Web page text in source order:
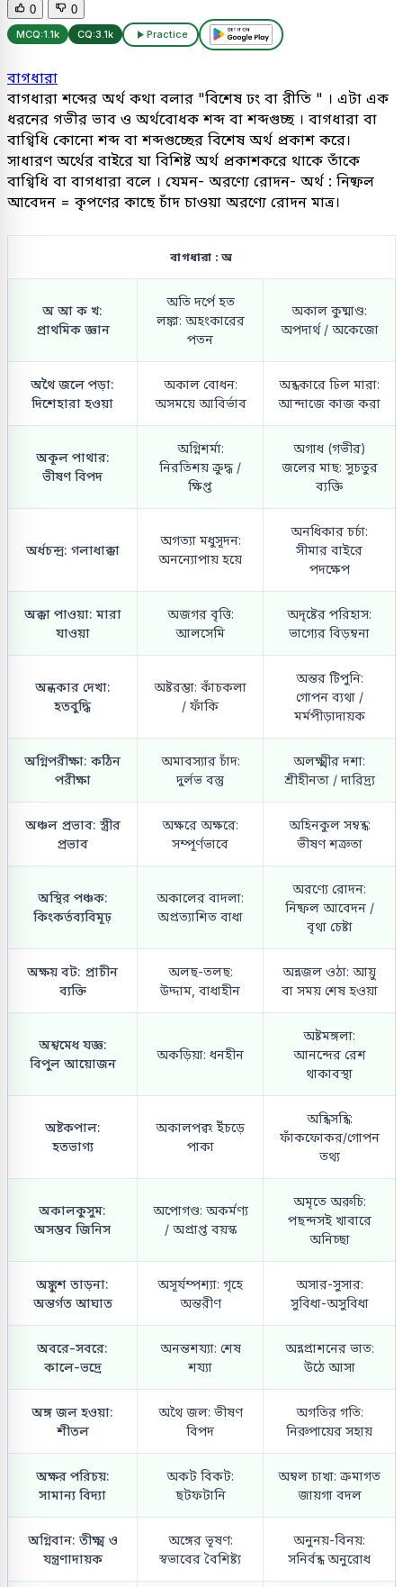
0 0
MCQ:1.1k CQ:3.1k Practice
বাগধারা
বাগধারা শব্দের অর্থ কথা বলার "বিশেষ ঢং বা রীতি " । এটা এক
ধরনের গভীর ভাব ও অর্থবোধক শব্দ বা শব্দগুচ্ছ । বাগধারা বা
বাগ্বিধি কোনো শব্দ বা শব্দগুচ্ছের বিশেষ অর্থ প্রকাশ করে।
সাধারণ অর্থের বাইরে যা বিশিষ্ট অর্থ প্রকাশকরে থাকে তাঁকে
বাগ্বিধি বা বাগধারা বলে । যেমন- অরণ্যে রোদন- অর্থ : নিষ্ফল
আবেদন = কৃপণের কাছে চাঁদ চাওয়া অরণ্যে রোদন মাত্র।
বাগধারা : অ
অ আ ক খ:
প্রাথমিক জ্ঞান
অতি দর্পে হত
লঙ্কা: অহংকারের
পতন
অকাল কুষ্মাণ্ড:
অপদার্থ / অকেজো
অথৈ জলে পড়া:
দিশেহারা হওয়া
অকাল বোধন:
অসময়ে আবির্ভাব
অন্ধকারে ঢিল মারা:
আন্দাজে কাজ করা
অকূল পাথার:
ভীষণ বিপদ
অগ্নিশর্মা:
নিরতিশয় ক্রুদ্ধ /
ক্ষিপ্ত
অগাধ (গভীর)
জলের মাছ: সুচতুর
ব্যক্তি
অর্ধচন্দ্র: গলাধাক্কা
অগত্যা মধুসূদন:
অনন্যোপায় হয়ে
অনধিকার চর্চা:
সীমার বাইরে
পদক্ষেপ
অক্কা পাওয়া: মারা
যাওয়া
অজগর বৃত্তি:
আলসেমি
অদৃষ্টের পরিহাস:
ভাগ্যের বিড়ম্বনা
অন্ধকার দেখা:
হতবুদ্ধি
অষ্টরম্ভা: কাঁচকলা
/ ফাঁকি
অন্তর টিপুনি:
গোপন ব্যথা /
মর্মপীড়াদায়ক
অগ্নিপরীক্ষা: কঠিন
পরীক্ষা
অমাবস্যার চাঁদ:
দুর্লভ বস্তু
অলক্ষ্মীর দশা:
শ্রীহীনতা / দারিদ্র্য
অঞ্চল প্রভাব: স্ত্রীর
প্রভাব
অক্ষরে অক্ষরে:
সম্পূর্ণভাবে
অহিনকুল সম্বন্ধ:
ভীষণ শত্রুতা
অস্থির পঞ্চক:
কিংকর্তব্যবিমূঢ়
অকালের বাদলা:
অপ্রত্যাশিত বাধা
অরণ্যে রোদন:
নিষ্ফল আবেদন /
বৃথা চেষ্টা
অক্ষয় বট: প্রাচীন
ব্যক্তি
অলছ-তলছ:
উদ্দাম, বাধাহীন
অন্নজল ওঠা: আয়ু
বা সময় শেষ হওয়া
অশ্বমেধ যজ্ঞ:
বিপুল আয়োজন
অকড়িয়া: ধনহীন
অষ্টমঙ্গলা:
আনন্দের রেশ
থাকাবস্থা
অষ্টকপাল:
হতভাগ্য
অকালপক্ব: ইঁচড়ে
পাকা
অন্ধিসন্ধি:
ফাঁকফোকর/গোপন
তথ্য
অকালকুসুম:
অসম্ভব জিনিস
অপোগণ্ড: অকর্মণ্য
/ অপ্রাপ্ত বয়স্ক
অমৃতে অরুচি:
পছন্দসই খাবারে
অনিচ্ছা
অঙ্কুশ তাড়না:
অন্তর্গত আঘাত
অসূর্যম্পশ্যা: গৃহে
অন্তরীণ
অসার-সুসার:
সুবিধা-অসুবিধা
অবরে-সবরে:
কালে-ভদ্রে
অনন্তশয্যা: শেষ
শয্যা
অন্নপ্রাশনের ভাত:
উঠে আসা
অঙ্গ জল হওয়া:
শীতল
অথৈ জল: ভীষণ
বিপদ
অগতির গতি:
নিরুপায়ের সহায়
অক্ষর পরিচয়:
সামান্য বিদ্যা
অকট বিকট:
ছটফটানি
অম্বল চাখা: ক্রমাগত
জায়গা বদল
অগ্নিবান: তীক্ষ্ম ও
যন্ত্রণাদায়ক
অঙ্গের ভূষণ:
স্বভাবের বৈশিষ্ট্য
অনুনয়-বিনয়:
সনির্বন্ধ অনুরোধ